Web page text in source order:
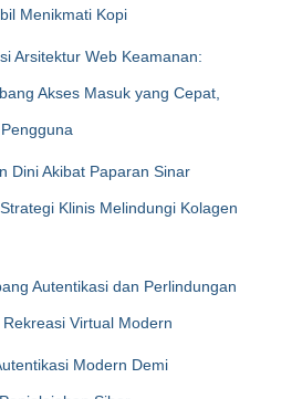
Menikmati Kopi
Arsitektur Web Keamanan:
Akses Masuk yang Cepat,
Dini Akibat Paparan Sinar
Klinis Melindungi Kolagen
Autentikasi dan Perlindungan
Virtual Modern
Modern Demi